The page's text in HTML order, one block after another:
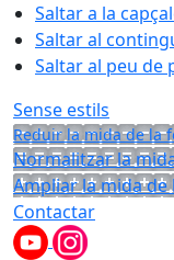
Saltar a la
Saltar al
Saltar al peu de
Sense estils
Reduir la mida de la
Normalitzar la
Ampliar la mida
Contactar